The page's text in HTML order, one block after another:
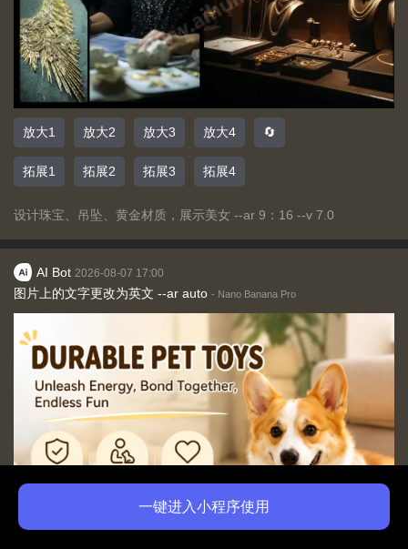
放大1 放大2 放大3 放大4 🔄
拓展1 拓展2 拓展3 拓展4
设计珠宝、吊坠、黄金材质，展示美女 --ar 9：16 --v 7.0
AI Bot 2026-08-07 17:00
图片上的文字更改为英文 --ar auto - Nano Banana Pro
一键进入小程序使用